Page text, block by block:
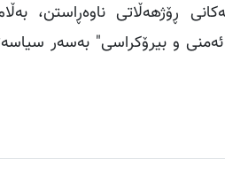
ڕۆژهەڵاتی ناوەڕاستن،
و بیرۆکراسی" بەسەر